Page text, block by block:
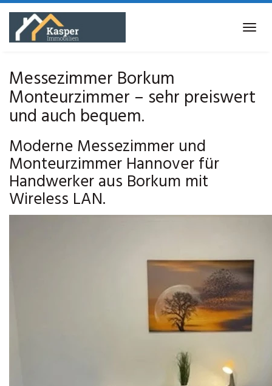
Skip
main
Messezimmer Borkum
Monteurzimmer – sehr preiswert
und auch bequem.
Moderne Messezimmer und
Monteurzimmer Hannover für
Handwerker aus Borkum mit
Wireless LAN.